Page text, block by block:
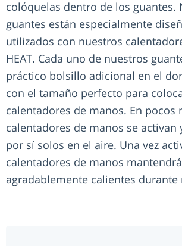
colóquelas dentro de los guantes.
guantes están especialmente
utilizados con nuestros
HEAT. Cada uno de nuestros
práctico bolsillo adicional en el
con el tamaño perfecto para
calentadores de manos. En pocos
calentadores de manos se activan
por sí solos en el aire. Una vez
calentadores de manos
agradablemente calientes durante